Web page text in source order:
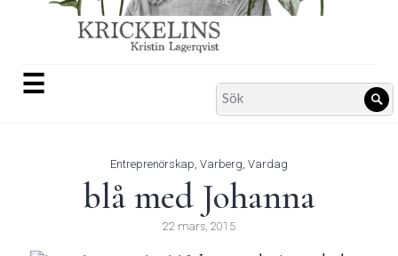
☰
Search
for:
Entreprenörskap, Varberg, Vardag
blå med Johanna
22 mars, 2015